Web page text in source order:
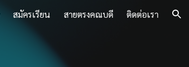
สมัครเรียน สายตรงคณบดี ติดต่อเรา